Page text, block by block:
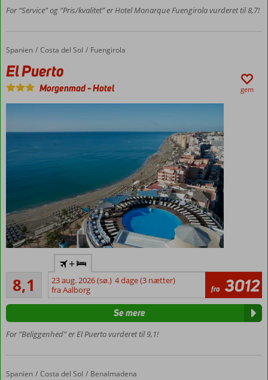
børnepool
solsenge
Spacenter
indendørs
pool
For “Service” og “Pris/kvalitet” er Hotel Monarque Fuengirola vurderet til 8,7!
Forside
Spanien Costa del Sol Fuengirola
El Puerto
El Puerto
Morgenmad-Hotel gem
Tagterrasse
og skybar
Centralt i
Fuengirola
Udsigt til
stranden
marinaen
Mulighed
8,1
Meget godt
38
anmeldelser
+
23 aug. 2026 (sø.) 4 dage (3 nætter)
fra Aalborg
fra 3012
For “Beliggenhed” er El Puerto vurderet til 9,1!
Se mere
Forside
Spanien Costa del Sol Benalmadena
Palmasol Hotel